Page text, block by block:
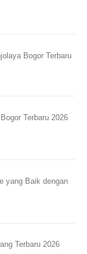
Bogor Terbaru
Terbaru 2026
yang Baik dengan
Terbaru 2026